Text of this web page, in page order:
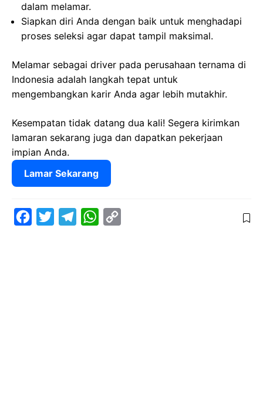
dalam melamar.
Siapkan diri Anda dengan baik untuk menghadapi
proses seleksi agar dapat tampil maksimal.
Melamar sebagai driver pada perusahaan ternama di
Indonesia adalah langkah tepat untuk
mengembangkan karir Anda agar lebih mutakhir.
Kesempatan tidak datang dua kali! Segera kirimkan
lamaran sekarang juga dan dapatkan pekerjaan
impian Anda.
Lamar Sekarang
W